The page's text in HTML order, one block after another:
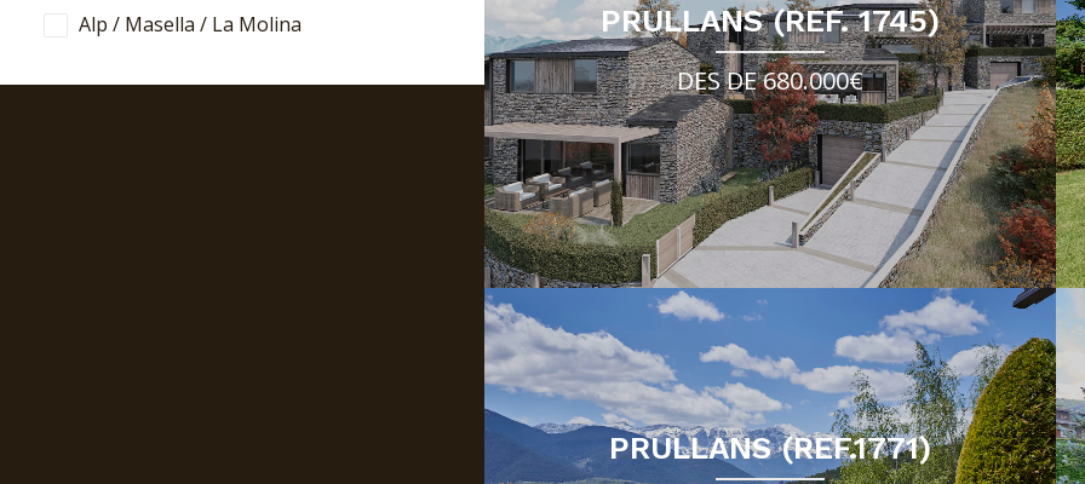
Alp / Masella / La Molina
PRULLANS (REF. 1745)
DES DE 680.000€
PRULLANS (REF.1771)